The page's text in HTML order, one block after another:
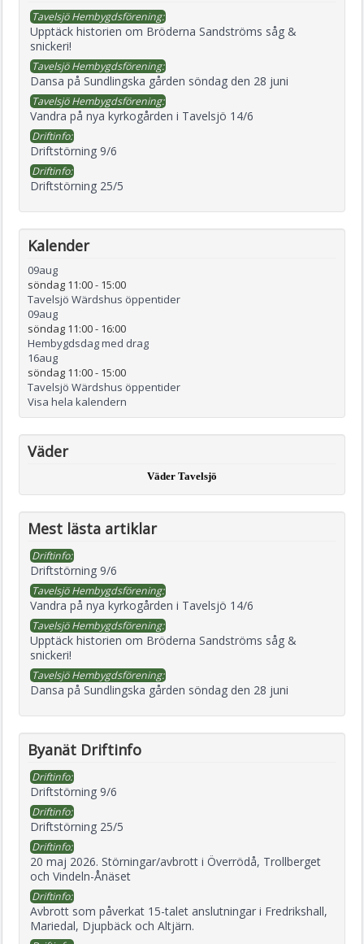
Tavelsjö Hembygdsförening:
Upptäck historien om Bröderna Sandströms såg &
snickeri!
Tavelsjö Hembygdsförening:
Dansa på Sundlingska gården söndag den 28 juni
Tavelsjö Hembygdsförening:
Vandra på nya kyrkogården i Tavelsjö 14/6
Driftinfo:
Driftstörning 9/6
Driftinfo:
Driftstörning 25/5
Kalender
09aug
söndag 11:00- 15:00
Tavelsjö Wärdshus öppentider
09aug
söndag 11:00- 16:00
Hembygdsdag med drag
16aug
söndag 11:00- 15:00
Tavelsjö Wärdshus öppentider
Visa hela kalendern
Väder
Väder Tavelsjö
Mest lästa artiklar
Driftinfo:
Driftstörning 9/6
Tavelsjö Hembygdsförening:
Vandra på nya kyrkogården i Tavelsjö 14/6
Tavelsjö Hembygdsförening:
Upptäck historien om Bröderna Sandströms såg &
snickeri!
Tavelsjö Hembygdsförening:
Dansa på Sundlingska gården söndag den 28 juni
Byanät Driftinfo
Driftinfo:
Driftstörning 9/6
Driftinfo:
Driftstörning 25/5
Driftinfo:
20 maj 2026. Störningar/avbrott i Överrödå, Trollberget
och Vindeln-Ånäset
Driftinfo:
Avbrott som påverkat 15-talet anslutningar i Fredrikshall,
Mariedal, Djupbäck och Altjärn.